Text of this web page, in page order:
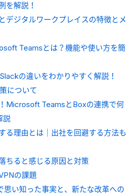
を解説！
デジタルワークプレイスの特徴とメ
Teamsとは？機能や使い方を簡
の違いをわかりやすく解説！
について
Microsoft TeamsとBoxの連携で何
説
る理由とは｜出社を回避する方法も
ちると感じる原因と対策
の課題
思い知った事実と、新たな改革への